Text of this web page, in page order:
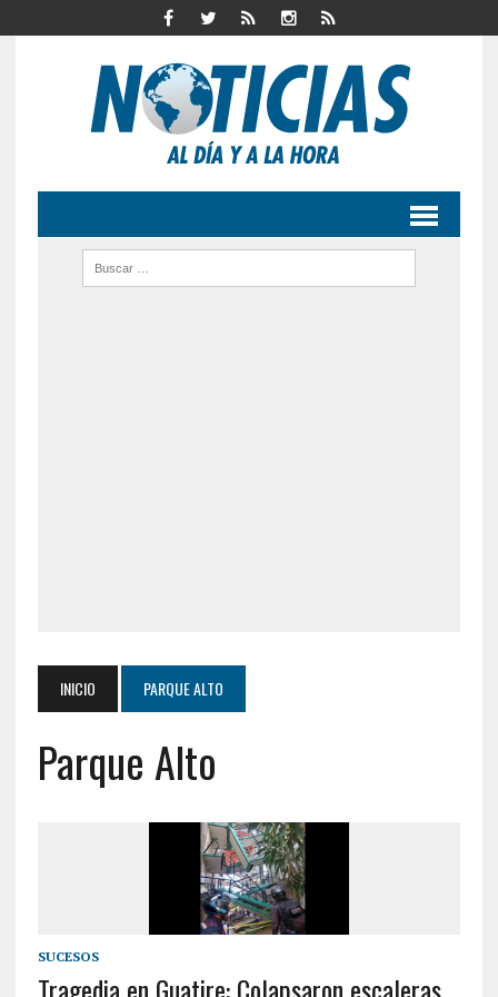
INICIO PARQUE ALTO
Parque Alto
SUCESOS